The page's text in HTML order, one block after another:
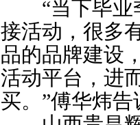
“当下毕业
接活动，很多
品的品牌建设
活动平台，进
买。”傅华炜